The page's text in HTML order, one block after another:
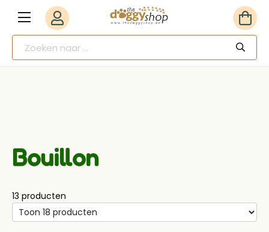
Bouillon
13 producten